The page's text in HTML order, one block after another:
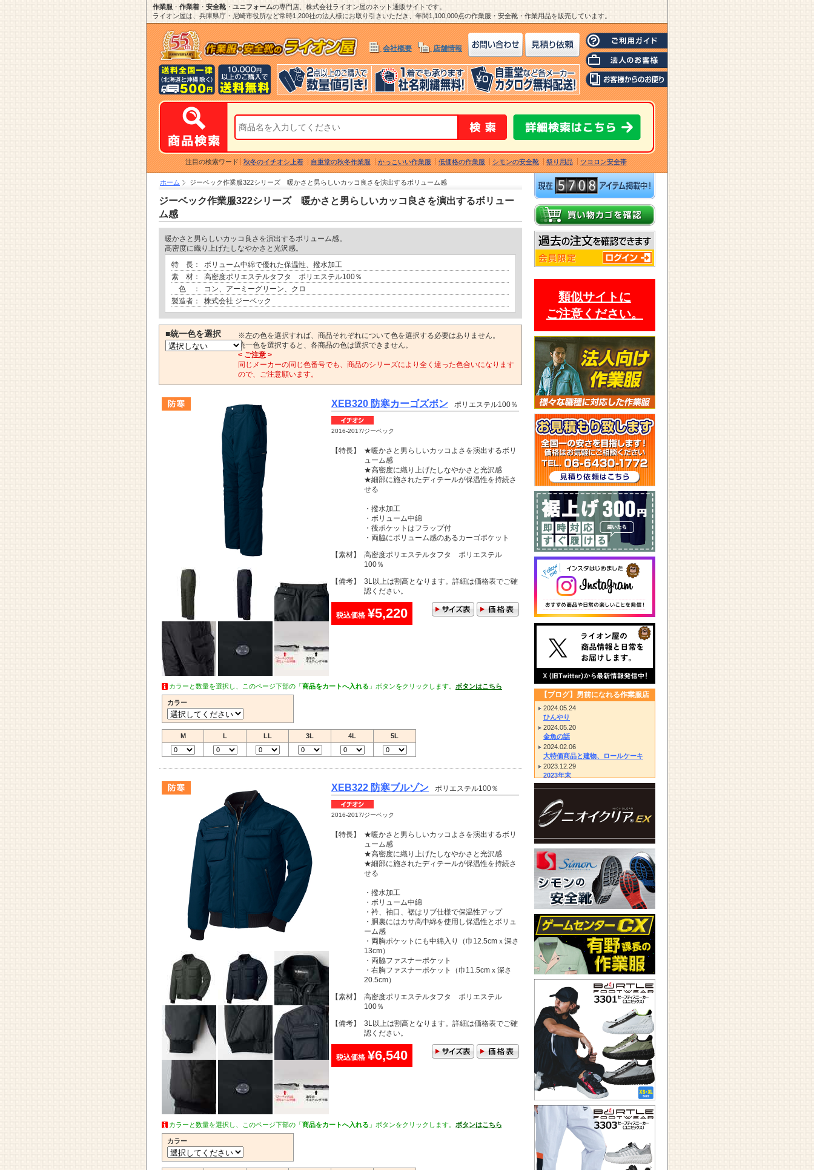
作業服 ・ 作業着 ・ 安全靴・ ユニフォームの専門店、株式会社ライオン屋のネット通販サイトです。
ライオン屋は、兵庫県庁・尼崎市役所など常時1,200社の法人様にお取り引きいただき、年間1,100,000点の作業服・安全靴・作業用品を販売しています。
会社概要 店舗情報
注目の検索ワード 秋冬のイチオシ上着 自重堂の秋冬作業服 かっこいい作業服 低価格の作業服 シモンの安全靴 祭り用品 ツヨロン安全帯
ホーム ジーベック作業服322シリーズ 暖かさと男らしいカッコ良さを演出するボリューム感
ジーベック作業服322シリーズ 暖かさと男らしいカッコ良さを演出するボリュー
ム感
暖かさと男らしいカッコ良さを演出するボリューム感。
高密度に織り上げたしなやかさと光沢感。
特 長：
ボリューム中綿で優れた保温性、撥水加工
素 材：
高密度ポリエステルタフタ ポリエステル100％
色 ：
コン、アーミーグリーン、クロ
製造者：
株式会社 ジーベック
■統一色を選択
※左の色を選択すれば、商品それぞれについて色を選択する必要はありません。
統一色を選択すると、各商品の色は選択できません。
< ご注意 >
同じメーカーの同じ色番号でも、商品のシリーズにより全く違った色合いになります
ので、ご注意願います。
XEB320 防寒カーゴズボン ポリエステル100％
2016-2017/ジーベック
【特長】
★暖かさと男らしいカッコよさを演出するボリ
ューム感
★高密度に織り上げたしなやかさと光沢感
★細部に施されたディテールが保温性を持続さ
せる
・撥水加工
・ボリューム中綿
・後ポケットはフラップ付
・両脇にボリューム感のあるカーゴポケット
【素材】
高密度ポリエステルタフタ ポリエステル
100％
【備考】
3L以上は割高となります。詳細は価格表でご確
認ください。
税込価格 ¥5,220
カラーと数量を選択し、このページ下部の「商品をカートへ入れる 」ボタンをクリックします。 ボタンはこちら
カラー
M L LL 3L 4L 5L
XEB322 防寒ブルゾン ポリエステル100％
2016-2017/ジーベック
【特長】
★暖かさと男らしいカッコよさを演出するボリ
ューム感
★高密度に織り上げたしなやかさと光沢感
★細部に施されたディテールが保温性を持続さ
せる
・撥水加工
・ボリューム中綿
・衿、袖口、裾はリブ仕様で保温性アップ
・胴裏にはカサ高中綿を使用し保温性とボリュ
ーム感
・両胸ポケットにも中綿入り（巾12.5cmｘ深さ
13cm）
・両脇ファスナーポケット
・右胸ファスナーポケット（巾11.5cmｘ深さ
20.5cm）
【素材】
高密度ポリエステルタフタ ポリエステル
100％
【備考】
3L以上は割高となります。詳細は価格表でご確
認ください。
税込価格 ¥6,540
カラーと数量を選択し、このページ下部の「商品をカートへ入れる 」ボタンをクリックします。 ボタンはこちら
カラー
類似サイトに
ご注意ください。
【ブログ】男前になれる作業服店
2024.05.24
ひんやり
2024.05.20
金魚の話
2024.02.06
大特価商品と建物、ロールケーキ
2023.12.29
2023年末
2023.12.14